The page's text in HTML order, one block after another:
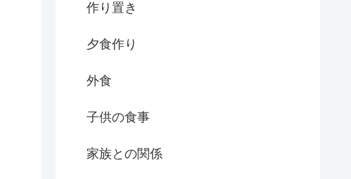
作り置き
夕食作り
外食
子供の食事
家族との関係